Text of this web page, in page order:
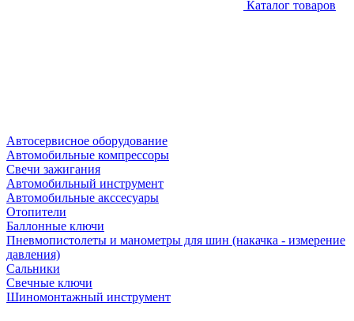
Каталог товаров
Автосервисное оборудование
Автомобильные компрессоры
Свечи зажигания
Автомобильный инструмент
Автомобильные акссесуары
Отопители
Баллонные ключи
Пневмопистолеты и манометры для шин (накачка - измерение
давления)
Сальники
Свечные ключи
Шиномонтажный инструмент